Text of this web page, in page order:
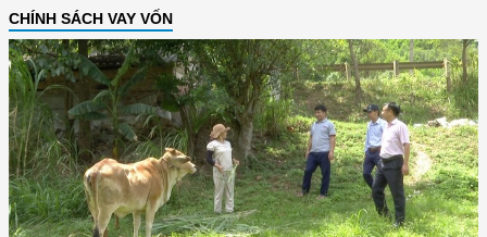
CHÍNH SÁCH VAY VỐN